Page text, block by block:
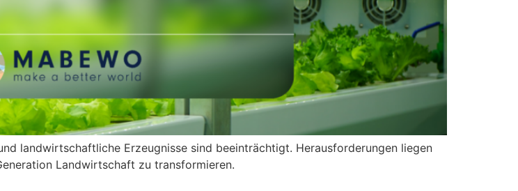
landwirtschaftliche Erzeugnisse sind beeinträchtigt. Herausforderungen liegen
Landwirtschaft zu transformieren.